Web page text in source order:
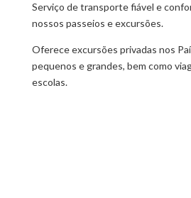
Serviço de transporte fiável e
nossos passeios e excursões.
Oferece excursões privadas nos
pequenos e grandes, bem como
escolas.